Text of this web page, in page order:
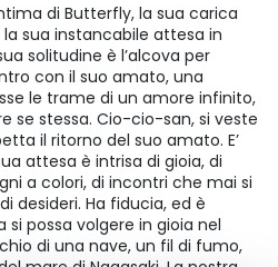
di Butterfly, la sua carica
sua instancabile attesa in
solitudine è l’alcova per
con il suo amato, una
le trame di un amore infinito,
se stessa. Cio-cio-san, si veste
il ritorno del suo amato. E’
attesa è intrisa di gioia, di
a colori, di incontri che mai si
desideri. Ha fiducia, ed è
possa volgere in gioia nel
di una nave, un fil di fumo,